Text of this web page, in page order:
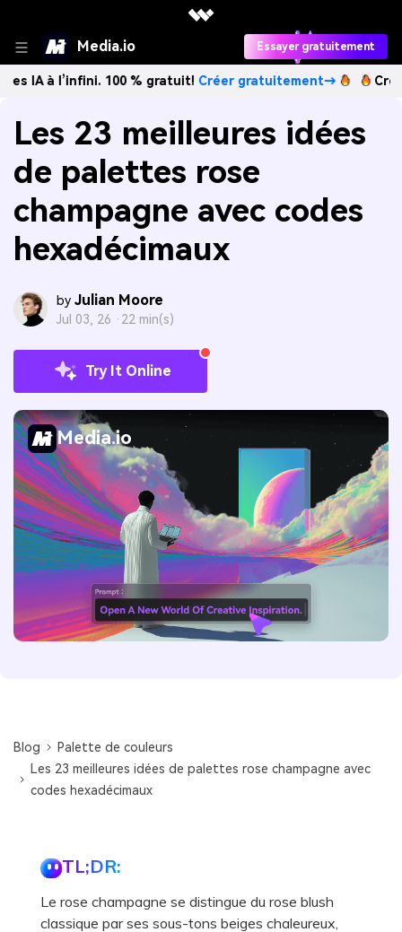
Media.io Essayer gratuitement
l’infini. 100 % gratuit!Créer gratuitement→ Créez des
Les 23 meilleures idées
de palettes rose
champagne avec codes
hexadécimaux
by Julian Moore
Jul 03, 26 · 22 min(s)
Try It Online
Media.io
Blog
Palette de couleurs
Les 23 meilleures idées de palettes rose champagne avec
codes hexadécimaux
TL;DR:
Le rose champagne se distingue du rose blush
classique par ses sous-tons beiges chaleureux,